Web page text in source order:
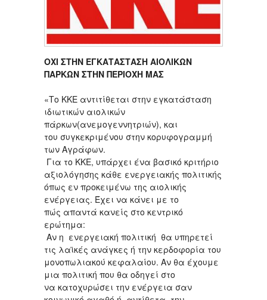
ΟΧΙ ΣΤΗΝ ΕΓΚΑΤΑΣΤΑΣΗ ΑΙΟΛΙΚΩΝ
ΠΑΡΚΩΝ ΣΤΗΝ ΠΕΡΙΟΧΗ ΜΑΣ
«Το ΚΚΕ αντιτίθεται στην εγκατάσταση
ιδιωτικών αιολικών
πάρκων(ανεμογεννητριών), και
του συγκεκριμένου στην κορυφογραμμή
των Αγράφων.
Για το ΚΚΕ, υπάρχει ένα βασικό κριτήριο
αξιολόγησης κάθε ενεργειακής πολιτικής
όπως εν προκειμένω της αιολικής
ενέργειας. Έχει να κάνει με το
πώς απαντά κανείς στο κεντρικό
ερώτημα:
Αν η ενεργειακή πολιτική θα υπηρετεί
τις λαϊκές ανάγκες ή την κερδοφορία του
μονοπωλιακού κεφαλαίου. Αν θα έχουμε
μια πολιτική που θα οδηγεί στο
να κατοχυρώσει την ενέργεια σαν